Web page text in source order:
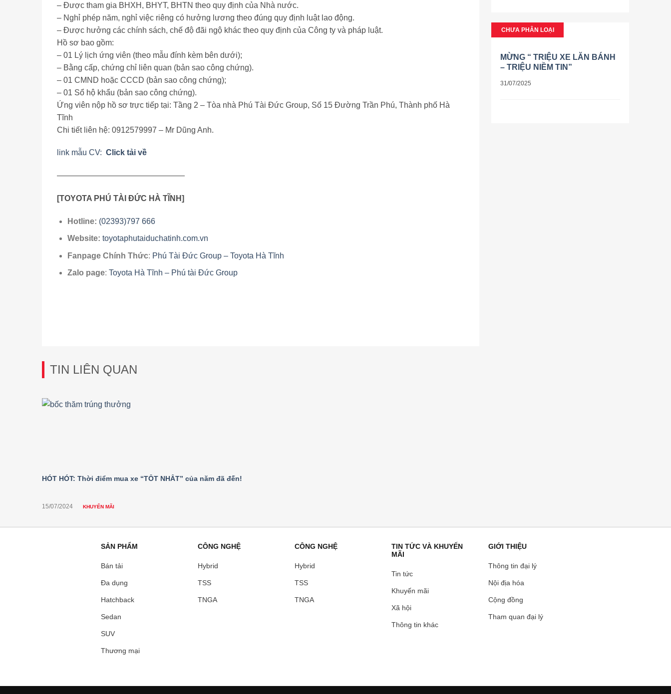
– Được tham gia BHXH, BHYT, BHTN theo quy định của Nhà nước.
– Nghỉ phép năm, nghỉ việc riêng có hưởng lương theo đúng quy định luật lao động.
– Được hưởng các chính sách, chế độ đãi ngộ khác theo quy định của Công ty và pháp luật.
Hồ sơ bao gồm:
– 01 Lý lịch ứng viên (theo mẫu đính kèm bên dưới);
– Bằng cấp, chứng chỉ liên quan (bản sao công chứng).
– 01 CMND hoặc CCCD (bản sao công chứng);
– 01 Sổ hộ khẩu (bản sao công chứng).
Ứng viên nộp hồ sơ trực tiếp tại: Tầng 2 – Tòa nhà Phú Tài Đức Group, Số 15 Đường Trần Phú, Thành phố Hà
Tĩnh
Chi tiết liên hệ: 0912579997 – Mr Dũng Anh.
link mẫu CV: Click tải về
————————————————
[TOYOTA PHÚ TÀI ĐỨC HÀ TĨNH]
Hotline: (02393)797 666
Website: toyotaphutaiduchatinh.com.vn
Fanpage Chính Thức: Phú Tài Đức Group – Toyota Hà Tĩnh
Zalo page: Toyota Hà Tĩnh – Phú tài Đức Group
TIN LIÊN QUAN
HÓT HÓT: Thời điểm mua xe “TỐT NHẤT” của năm đã đến!
15/07/2024 KHUYẾN MÃI
CHƯA PHÂN LOẠI
MỪNG “ TRIỆU XE LĂN BÁNH
– TRIỆU NIỀM TIN”
31/07/2025
SẢN PHẨM
Bán tải
Đa dụng
Hatchback
Sedan
SUV
Thương mại
CÔNG NGHỆ
Hybrid
TSS
TNGA
CÔNG NGHỆ
Hybrid
TSS
TNGA
TIN TỨC VÀ KHUYẾN
MÃI
Tin tức
Khuyến mãi
Xã hội
Thông tin khác
GIỚI THIỆU
Thông tin đại lý
Nội địa hóa
Cộng đồng
Tham quan đại lý